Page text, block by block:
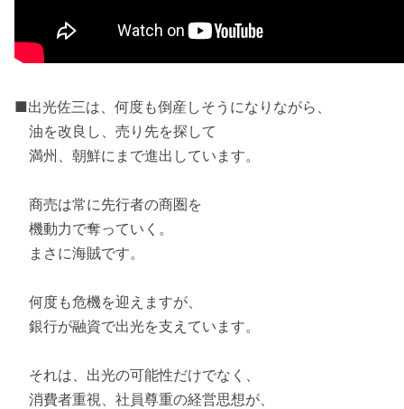
■出光佐三は、何度も倒産しそうになりながら、
油を改良し、売り先を探して
満州、朝鮮にまで進出しています。
商売は常に先行者の商圏を
機動力で奪っていく。
まさに海賊です。
何度も危機を迎えますが、
銀行が融資で出光を支えています。
それは、出光の可能性だけでなく、
消費者重視、社員尊重の経営思想が、